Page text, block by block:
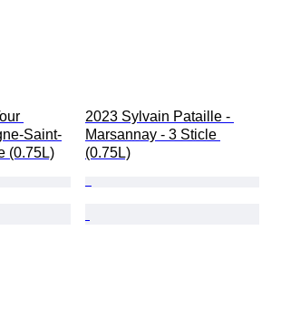
Saint-
(0.75L)
2023 Sylvain Pataille -
Marsannay - 3 Sticle
(0.75L)